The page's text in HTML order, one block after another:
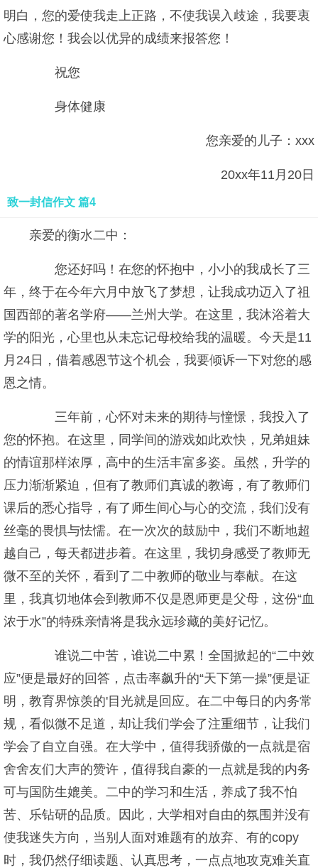
明白，您的爱使我走上正路，不使我误入歧途，我要衷
心感谢您！我会以优异的成绩来报答您！
祝您
身体健康
您亲爱的儿子：xxx
20xx年11月20日
致一封信作文 篇4
亲爱的衡水二中：
您还好吗！在您的怀抱中，小小的我成长了三
年，终于在今年六月中放飞了梦想，让我成功迈入了祖
国西部的著名学府——兰州大学。在这里，我沐浴着大
学的阳光，心里也从未忘记母校给我的温暖。今天是11
月24日，借着感恩节这个机会，我要倾诉一下对您的感
恩之情。
三年前，心怀对未来的期待与憧憬，我投入了
您的怀抱。在这里，同学间的游戏如此欢快，兄弟姐妹
的情谊那样浓厚，高中的生活丰富多姿。虽然，升学的
压力渐渐紧迫，但有了教师们真诚的教诲，有了教师们
课后的悉心指导，有了师生间心与心的交流，我们没有
丝毫的畏惧与怯懦。在一次次的鼓励中，我们不断地超
越自己，每天都进步着。在这里，我切身感受了教师无
微不至的关怀，看到了二中教师的敬业与奉献。在这
里，我真切地体会到教师不仅是恩师更是父母，这份“血
浓于水”的特殊亲情将是我永远珍藏的美好记忆。
谁说二中苦，谁说二中累！全国掀起的“二中效
应”便是最好的回答，点击率飙升的“天下第一操”便是证
明，教育界惊羡的'目光就是回应。在二中每日的内务常
规，看似微不足道，却让我们学会了注重细节，让我们
学会了自立自强。在大学中，值得我骄傲的一点就是宿
舍舍友们大声的赞许，值得我自豪的一点就是我的内务
可与国防生媲美。二中的学习和生活，养成了我不怕
苦、乐钻研的品质。因此，大学相对自由的氛围并没有
使我迷失方向，当别人面对难题有的放弃、有的copy
时，我仍然仔细读题、认真思考，一点点地攻克难关直